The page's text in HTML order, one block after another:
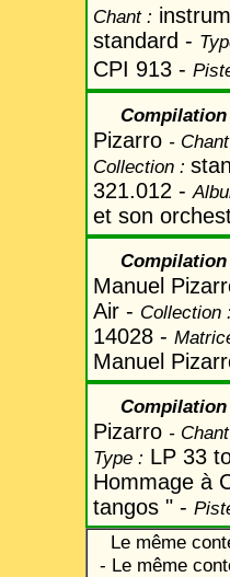
Chant:
standard -
CPI 913 -
Pizarro - Chant
Collection :
321.012 -
et son
Manuel
Air - Collection :
14028 -
Manuel
Compilation
Pizarro - Chant
Type : LP 33
Hommage à
tangos " -
Le même
- Le même